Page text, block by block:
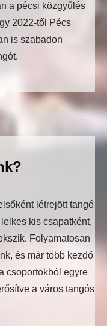
a pécsi közgyűlés
2022-től Pécs
is szabadon
létrejött tangó
kis csapatként,
Folyamatosan
és már több kezdő
csoportokból egyre
a város tangós